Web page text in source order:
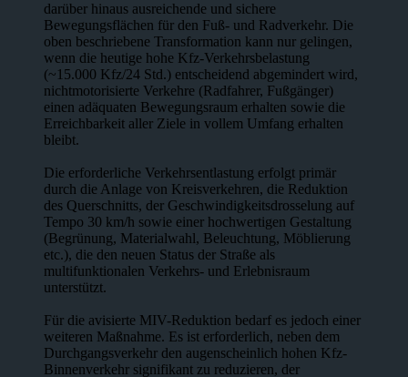
darüber hinaus ausreichende und sichere
Bewegungsflächen für den Fuß- und Radverkehr. Die
oben beschriebene Transformation kann nur gelingen,
wenn die heutige hohe Kfz-Verkehrsbelastung
(~15.000 Kfz/24 Std.) entscheidend abgemindert wird,
nichtmotorisierte Verkehre (Radfahrer, Fußgänger)
einen adäquaten Bewegungsraum erhalten sowie die
Erreichbarkeit aller Ziele in vollem Umfang erhalten
bleibt.
Die erforderliche Verkehrsentlastung erfolgt primär
durch die Anlage von Kreisverkehren, die Reduktion
des Querschnitts, der Geschwindigkeitsdrosselung auf
Tempo 30 km/h sowie einer hochwertigen Gestaltung
(Begrünung, Materialwahl, Beleuchtung, Möblierung
etc.), die den neuen Status der Straße als
multifunktionalen Verkehrs- und Erlebnisraum
unterstützt.
Für die avisierte MIV-Reduktion bedarf es jedoch einer
weiteren Maßnahme. Es ist erforderlich, neben dem
Durchgangsverkehr den augenscheinlich hohen Kfz-
Binnenverkehr signifikant zu reduzieren, der